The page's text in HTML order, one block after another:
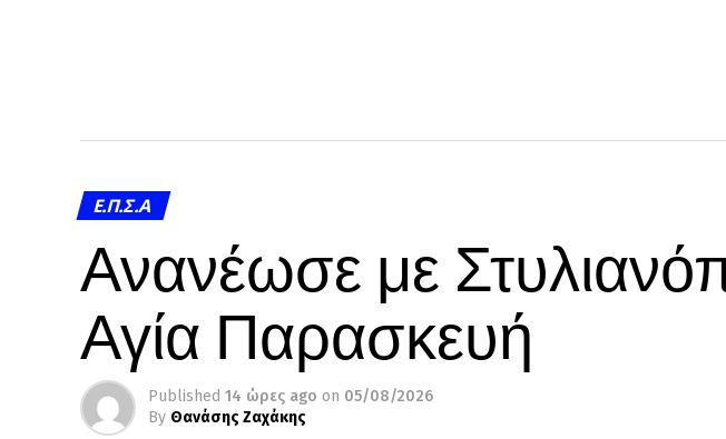
Ε.Π.Σ.Α
Ανανέωσε με
Αγία Παρασκευή
Published 14 ώρες ago on 05/08/2026
By Θανάσης Ζαχάκης